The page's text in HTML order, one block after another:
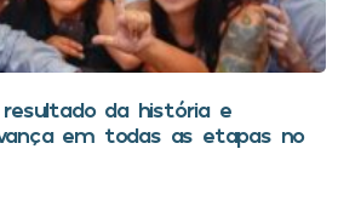
da história e
em todas as etapas no